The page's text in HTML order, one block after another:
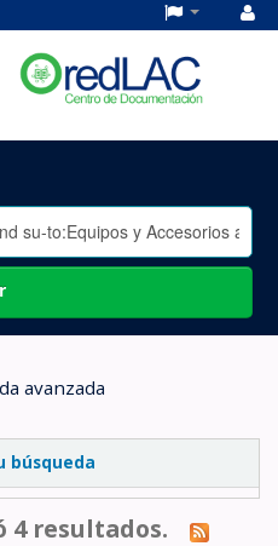
avanzada
búsqueda
4 resultados.